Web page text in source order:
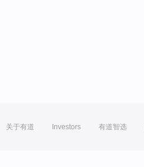
关于有道 Investors 有道智选